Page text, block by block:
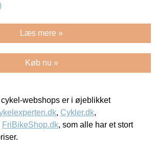
Læs mere »
Køb nu »
webshops er i øjeblikket
, Cykler.dk,
FriBikeShop.dk, som alle har et stort